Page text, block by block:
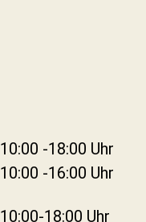
10:00 -18:00 Uhr
10:00 -16:00 Uhr
10:00-18:00 Uhr